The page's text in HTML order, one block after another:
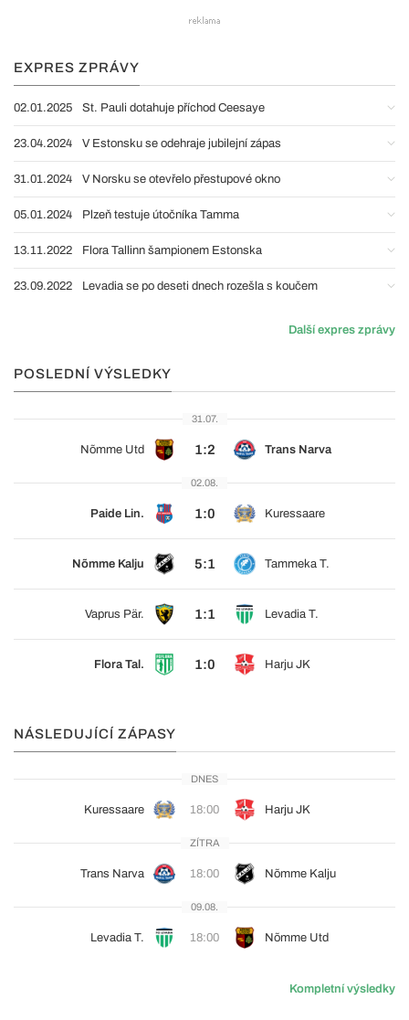
EXPRES ZPRÁVY
02.01.2025 St. Pauli dotahuje příchod Ceesaye
23.04.2024 V Estonsku se odehraje jubilejní zápas
31.01.2024 V Norsku se otevřelo přestupové okno
05.01.2024 Plzeň testuje útočníka Tamma
13.11.2022 Flora Tallinn šampionem Estonska
23.09.2022 Levadia se po deseti dnech rozešla s koučem
Další expres zprávy
POSLEDNÍ VÝSLEDKY
31.07.
Nõmme Utd 1:2 Trans Narva
02.08.
Paide Lin. 1:0 Kuressaare
Nõmme Kalju 5:1 Tammeka T.
Vaprus Pär. 1:1 Levadia T.
Flora Tal. 1:0 Harju JK
NÁSLEDUJÍCÍ ZÁPASY
DNES
Kuressaare 18:00 Harju JK
ZÍTRA
Trans Narva 18:00 Nõmme Kalju
09.08.
Levadia T. 18:00 Nõmme Utd
Kompletní výsledky